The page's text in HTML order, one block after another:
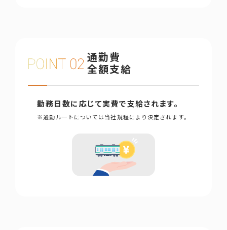
通勤費
全額支給
勤務日数に応じて実費で支給されます。
※通勤ルートについては当社規程により決定されます。